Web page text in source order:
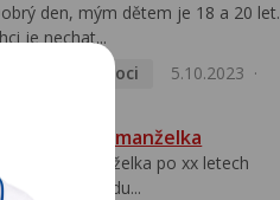
den, mým dětem je 18 a 20 let.
je nechat...
Pohlavní nemoci
5.10.2023
pozitivní manželka
Dobrý den, manželka po xx letech
z Východu...